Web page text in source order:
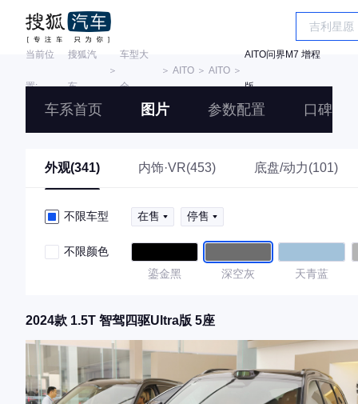
当前位
置:
搜狐汽
车
＞
车型大
全
＞ AITO＞ AITO＞
AITO问界M7 增程
版
车系首页 图片 参数配置 口碑
外观(341) 内饰·VR(453) 底盘/动力(101)
不限车型 在售 停售
不限颜色
鎏金黑
深空灰 天青蓝
2024款 1.5T 智驾四驱Ultra版 5座